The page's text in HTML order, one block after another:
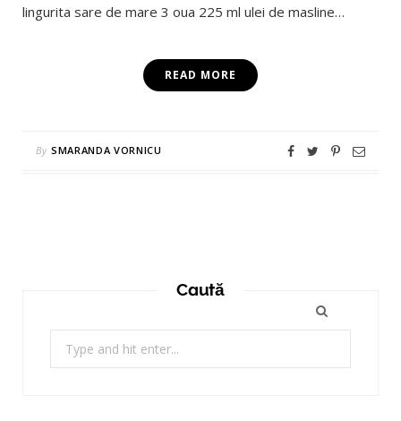
lingurita sare de mare 3 oua 225 ml ulei de masline…
READ MORE
By SMARANDA VORNICU
Caută
for: